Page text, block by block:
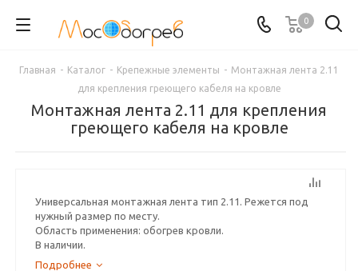
0
Главная - Каталог - Крепежные элементы - Монтажная лента 2.11
для крепления греющего кабеля на кровле
Монтажная лента 2.11 для крепления
греющего кабеля на кровле
Универсальная монтажная лента тип 2.11. Режется под
нужный размер по месту.
Область применения: обогрев кровли.
В наличии.
Подробнее